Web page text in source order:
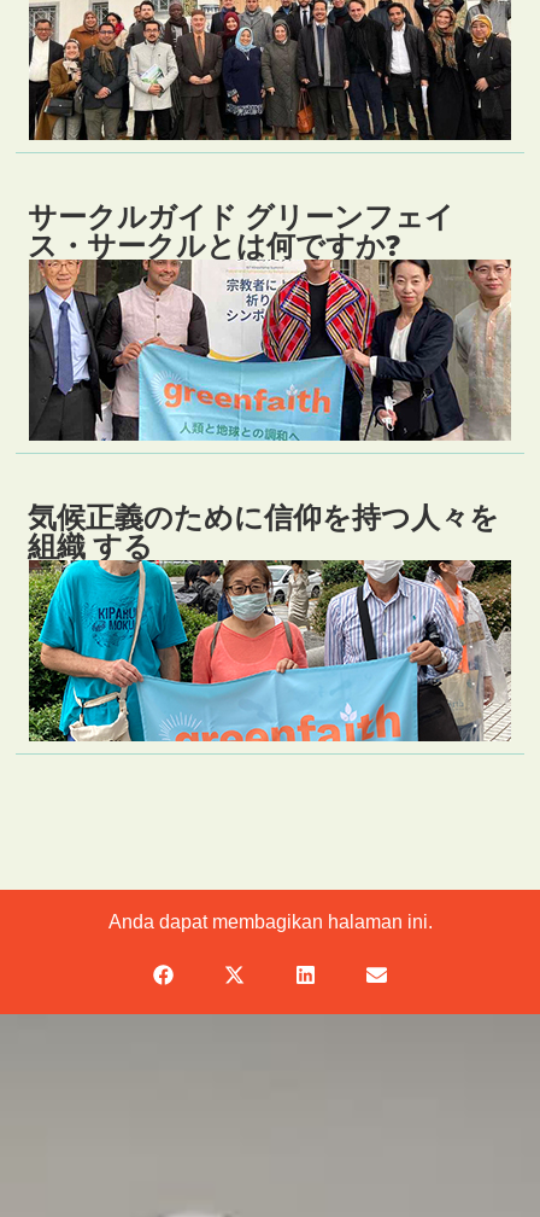
サークルガイド グリーンフェイ
ス・サークルとは何ですか?
気候正義のために信仰を持つ人々を
組織 する
Anda dapat membagikan halaman ini.